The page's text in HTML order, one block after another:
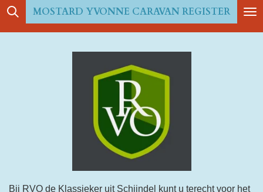
Ga
direct
MOSTARD YVONNE CARAVAN REGISTER
Bij RVO de Klassieker uit Schijndel kunt u terecht voor het